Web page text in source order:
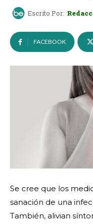
Escrito Por:
FACEBOOK
Se cree que los
sanación de una
También, alivian